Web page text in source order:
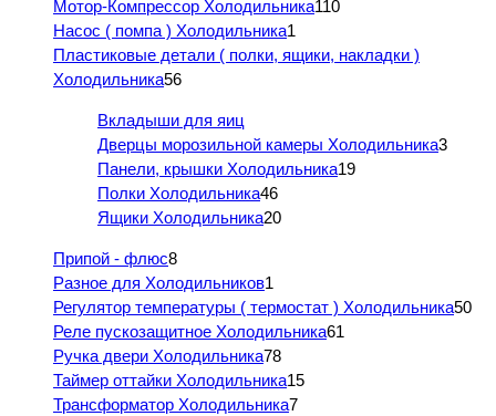
Мотор-Компрессор Холодильника110
Насос ( помпа ) Холодильника1
Пластиковые детали ( полки, ящики, накладки )
Холодильника56
Вкладыши для яиц
Дверцы морозильной камеры Холодильника3
Панели, крышки Холодильника19
Полки Холодильника46
Ящики Холодильника20
Припой - флюс8
Разное для Холодильников1
Регулятор температуры ( термостат ) Холодильника50
Реле пускозащитное Холодильника61
Ручка двери Холодильника78
Таймер оттайки Холодильника15
Трансформатор Холодильника7